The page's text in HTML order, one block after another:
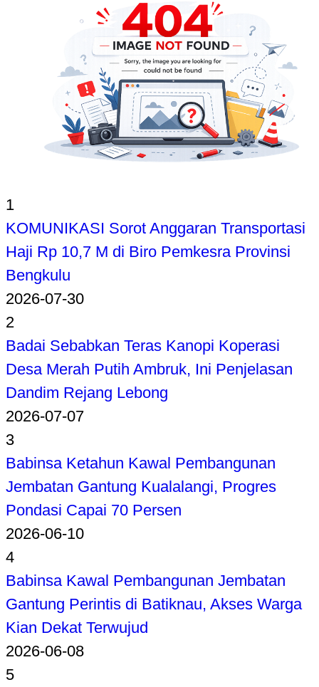
1
KOMUNIKASI Sorot Anggaran Transportasi
Haji Rp 10,7 M di Biro Pemkesra Provinsi
Bengkulu
2026-07-30
2
Badai Sebabkan Teras Kanopi Koperasi
Desa Merah Putih Ambruk, Ini Penjelasan
Dandim Rejang Lebong
2026-07-07
3
Babinsa Ketahun Kawal Pembangunan
Jembatan Gantung Kualalangi, Progres
Pondasi Capai 70 Persen
2026-06-10
4
Babinsa Kawal Pembangunan Jembatan
Gantung Perintis di Batiknau, Akses Warga
Kian Dekat Terwujud
2026-06-08
5